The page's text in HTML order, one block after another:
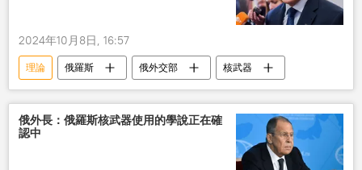
2024年10月8日, 16:57
理論 俄羅斯 俄外交部 核武器
俄外長：俄羅斯核武器使用的學說正在確
認中